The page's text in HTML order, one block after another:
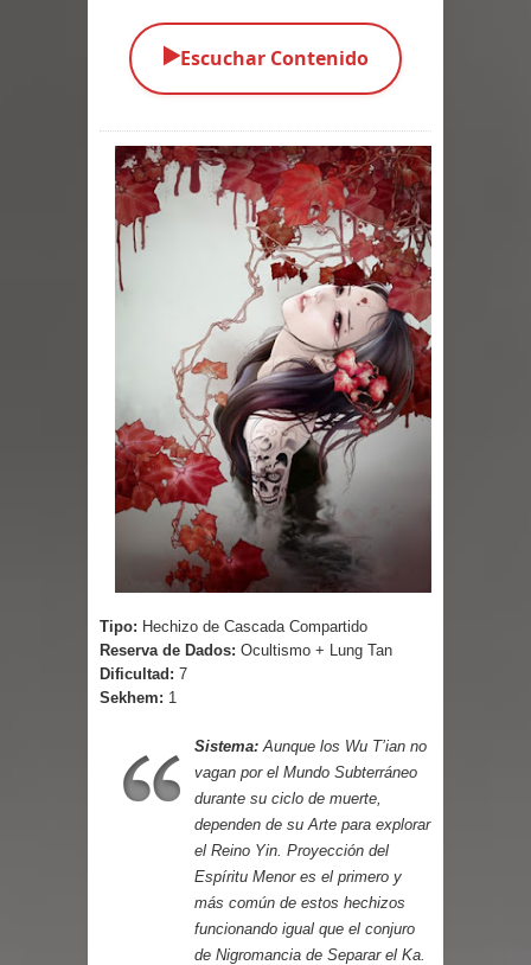
Parte 02: Los Muertos Gobiernan a
Parte 01: Escondido a Plena Luz
Parte 02: El Enemigo de mi Enemigo
Parte 06: Coletazos
Parte 05: Los Horrores del Infierno
Parte 04: Oídos Sordos
Parte 03: La Traición
Parte 02: Vuelve el Hijo Prodigo
Parte 03: Reflexiones
▶️Escuchar Contenido
Tipo: Hechizo de Cascada Compartido
Reserva de Dados: Ocultismo + Lung Tan
Dificultad: 7
Sekhem: 1
Sistema: Aunque los Wu T’ian no
vagan por el Mundo Subterráneo
durante su ciclo de muerte,
dependen de su Arte para explorar
el Reino Yin. Proyección del
Espíritu Menor es el primero y
más común de estos hechizos
funcionando igual que el conjuro
de Nigromancia de Separar el Ka.